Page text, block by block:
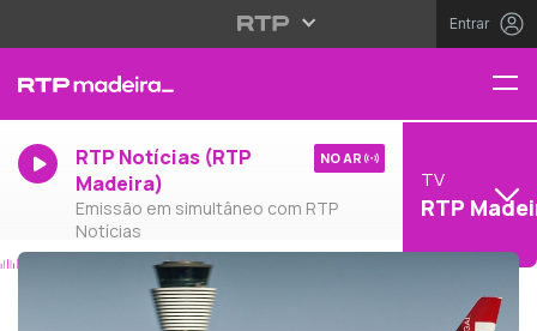
Entrar
RTP Notícias (RTP
Madeira)
Emissão em simultâneo com RTP
Notícias
NO AR
TV
RTP